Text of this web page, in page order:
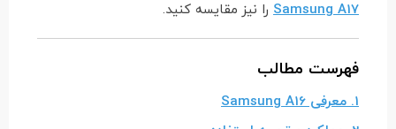
Samsung A17 را نیز مقایسه کنید.
فهرست مطالب
1. معرفی Samsung A16